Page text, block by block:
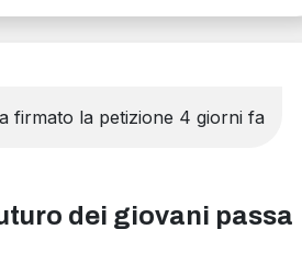
firmato la petizione 4 giorni fa
dei giovani passa